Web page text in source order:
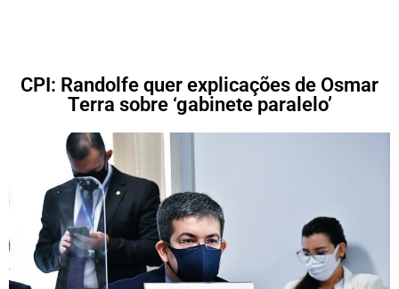
CPI: Randolfe quer explicações de Osmar
Terra sobre ‘gabinete paralelo’